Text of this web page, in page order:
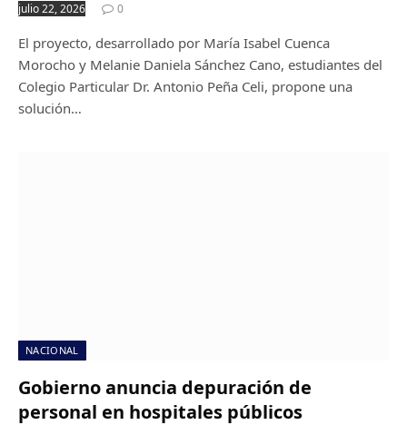
julio 22, 2026 0
El proyecto, desarrollado por María Isabel Cuenca
Morocho y Melanie Daniela Sánchez Cano, estudiantes del
Colegio Particular Dr. Antonio Peña Celi, propone una
solución…
NACIONAL
Gobierno anuncia depuración de
personal en hospitales públicos